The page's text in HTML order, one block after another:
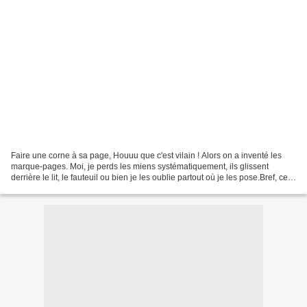
Faire une corne à sa page, Houuu que c'est vilain ! Alors on a inventé les
marque-pages. Moi, je perds les miens systématiquement, ils glissent
derrière le lit, le fauteuil ou bien je les oublie partout où je les pose.Bref, ce